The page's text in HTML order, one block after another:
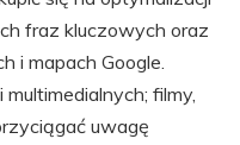
fraz kluczowych oraz
i mapach Google.
filmy,
uwagę